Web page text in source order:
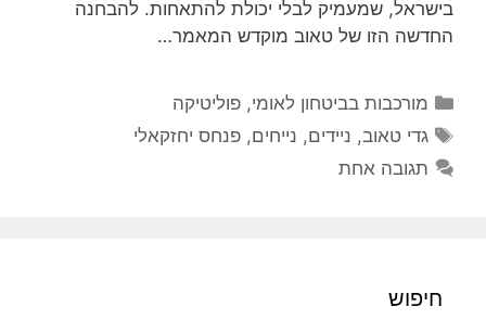
בישראל, שמעמיק לבלי יכולת להתאחות. להבחנה
החדשה הזו של טאוב מוקדש המאמר…
קטגוריות
מורכבות בביטחון לאומי,פוליטיקה
תגיות
גדי טאוב, ניידים, נייחים,פנחס יחזקאלי
תגובה אחת
חיפוש